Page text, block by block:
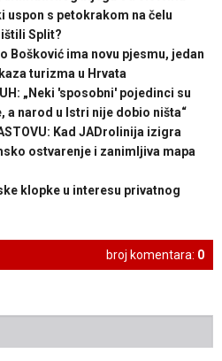
uspon s petokrakom na čelu
Split?
Bošković ima novu pjesmu, jedan
turizma u Hrvata
„Neki 'sposobni' pojedinci su
a narod u Istri nije dobio ništa“
Kad JADrolinija izigra
ostvarenje i zanimljiva mapa
klopke u interesu privatnog
broj komentara: 0